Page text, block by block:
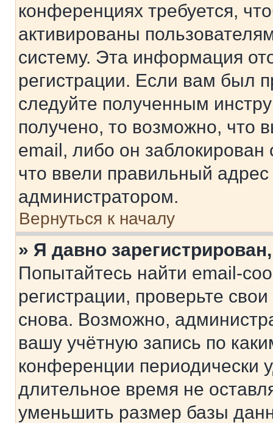
конференциях требуется,
активированы
систему. Эта информация
регистрации. Если вам был
следуйте полученным
получено, то возможно, что
email, либо он
что ввели правильный адрес
администратором.
Вернуться к началу
» Я давно
Попытайтесь найти email-
регистрации, проверьте
снова. Возможно,
вашу учётную запись по
конференции периодически
длительное время не
уменьшить размер базы